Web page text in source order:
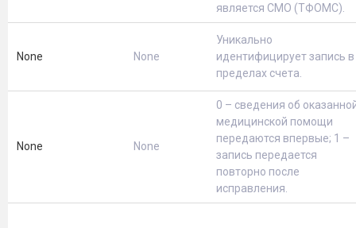
является СМО (ТФОМС).
None None
Уникально
идентифицирует запись в
пределах счета.
None None
0 – сведения об
медицинской помощи
передаются впервые; 1 –
запись передается
повторно после
исправления.